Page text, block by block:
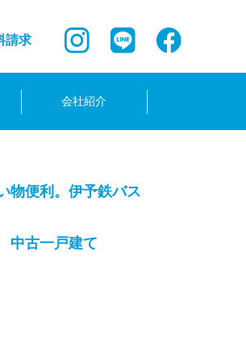
請求
会社紹介
物便利。伊予鉄バス
中古一戸建て